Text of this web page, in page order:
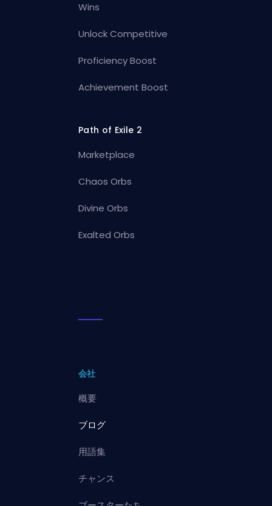
Wins
Unlock Competitive
Proficiency Boost
Achievement Boost
Path of Exile 2
Marketplace
Chaos Orbs
Divine Orbs
Exalted Orbs
会社
概要
ブログ
用語集
チャンス